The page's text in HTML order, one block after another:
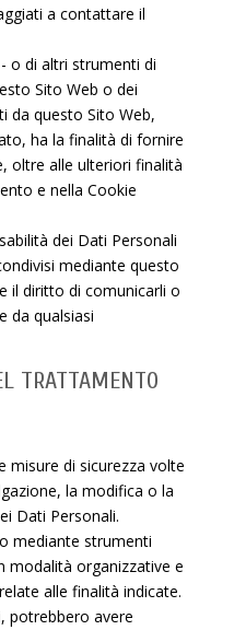
a contattare il
o di altri strumenti di
Sito Web o dei
da questo Sito Web,
ha la finalità di fornire
oltre alle ulteriori finalità
e nella Cookie
dei Dati Personali
mediante questo
il diritto di comunicarli o
da qualsiasi
TRATTAMENTO
misure di sicurezza volte
la modifica o la
Dati Personali.
mediante strumenti
organizzative e
alle finalità indicate.
potrebbero avere